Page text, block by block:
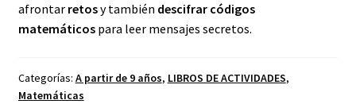
afrontar retosy también descifrar códigos
matemáticospara leer mensajes secretos.
Categorías: A partir de 9 años, LIBROS DE ACTIVIDADES,
Matemáticas